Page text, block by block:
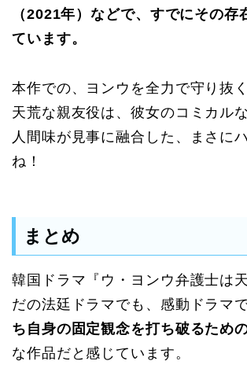
（2021年）などで、すでにその存
ています。
本作での、ヨンウを全力で守り抜
天荒な親友役は、彼女のコミカル
人間味が見事に融合した、まさに
ね！
まとめ
韓国ドラマ『ウ・ヨンウ弁護士は
だの法廷ドラマでも、感動ドラマ
ち自身の固定観念を打ち破るため
な作品だと感じています。